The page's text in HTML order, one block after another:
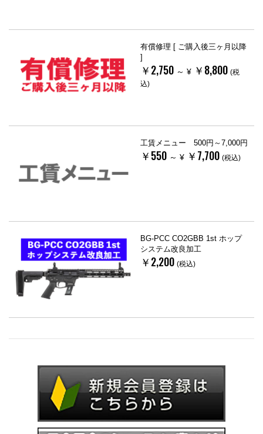
有償修理 [ ご購入後三ヶ月以降
]
￥2,750 ～ ¥ ￥8,800 (税
込)
工賃メニュー 500円～7,000円
￥550 ～ ¥ ￥7,700 (税込)
BG-PCC CO2GBB 1st ホップ
システム改良加工
￥2,200 (税込)